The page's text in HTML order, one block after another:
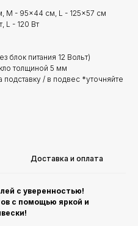
M - 95x44 см, L - 125x57 см
L - 120 Вт
блок питания 12 Вольт)
толщиной 5 мм
подставку / в подвес *уточняйте
Доставка и оплата
с уверенностью!
с помощью яркой и